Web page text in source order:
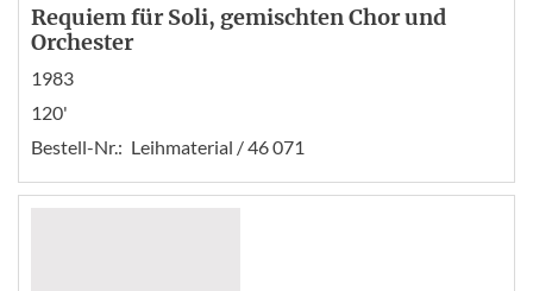
Requiem für Soli, gemischten Chor und
Orchester
1983
120'
Bestell-Nr.: Leihmaterial / 46 071